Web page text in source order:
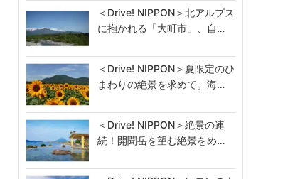
＜Drive! NIPPON＞北アルプス
に抱かれる「大町市」、自…
＜Drive! NIPPON＞夏限定のひ
まわりの絶景を求めて。海…
＜Drive! NIPPON＞絶景の連
続！開聞岳を望む絶景をめ…